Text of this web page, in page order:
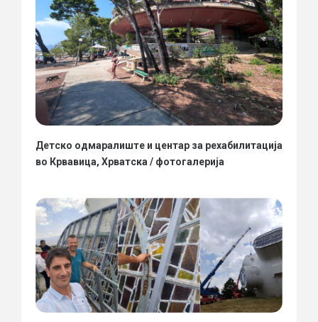
Детско одмаралиште и центар за рехабилитација
во Крвавица, Хрватска / фотогалерија